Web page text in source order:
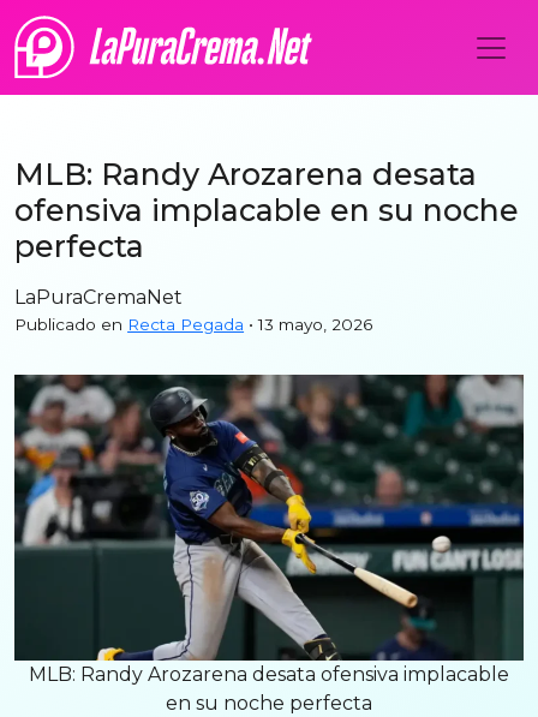
MLB: Randy Arozarena desata
ofensiva implacable en su noche
perfecta
LaPuraCremaNet
Publicado en Recta Pegada • 13 mayo, 2026
MLB: Randy Arozarena desata ofensiva implacable
en su noche perfecta